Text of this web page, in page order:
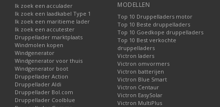
Ik zoek een acculader
Ik zoek een laadkabel Type 1
Ik zoek een maritieme lader
Ik zoek een accutester
Druppellader marktplaats
Windmolen kopen
Windgenerator
Windgenerator voor thuis
Windgenerator boot
Druppellader Action
Druppellader Aldi
Druppellader Bol.com
Druppellader Coolblue
MODELLEN
Top 10 Druppelladers motor
Top 10 Beste druppelladers
Top 10 Goedkope druppelladers
Top 10 Best verkochte
druppelladers
Victron laders
Victron omvormers
Victron batterijen
Victron Blue Smart
Victron Centaur
Victron EasySolar
Victron MultiPlus